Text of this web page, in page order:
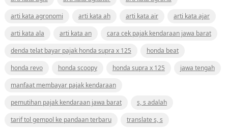
arti kata agronomi
arti kata ah arti kata air
arti kata ajar
arti kata ala
arti kata an
cara cek pajak kendaraan jawa barat
denda telat bayar pajak honda supra x 125
honda beat
honda revo
honda scoopy honda supra x 125
jawa tengah
manfaat membayar pajak kendaraan
pemutihan pajak kendaraan jawa barat
s, s adalah
tarif tol gempol ke pandaan terbaru
translate s, s